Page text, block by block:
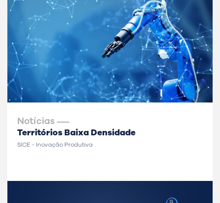
Notícias
Territórios Baixa Densidade
SICE - Inovação Produtiva